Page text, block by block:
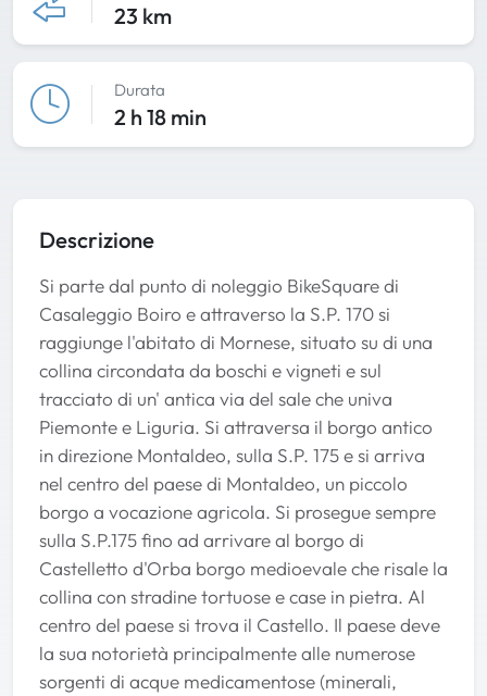
23 km
Durata
2 h 18 min
Descrizione
Si parte dal punto di noleggio BikeSquare di
Casaleggio Boiro e attraverso la S.P. 170 si
raggiunge l'abitato di Mornese, situato su di una
collina circondata da boschi e vigneti e sul
tracciato di un' antica via del sale che univa
Piemonte e Liguria. Si attraversa il borgo antico
in direzione Montaldeo, sulla S.P. 175 e si arriva
nel centro del paese di Montaldeo, un piccolo
borgo a vocazione agricola. Si prosegue sempre
sulla S.P.175 fino ad arrivare al borgo di
Castelletto d'Orba borgo medioevale che risale la
collina con stradine tortuose e case in pietra. Al
centro del paese si trova il Castello. Il paese deve
la sua notorietà principalmente alle numerose
sorgenti di acque medicamentose (minerali,